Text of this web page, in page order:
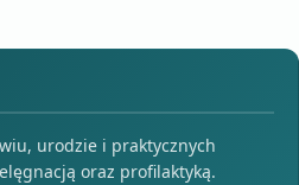
urodzie i praktycznych
oraz profilaktyką.